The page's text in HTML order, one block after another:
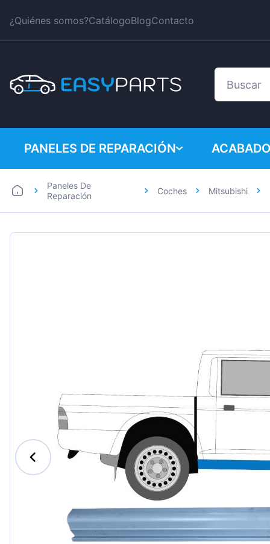
¿Quiénes somos?CatálogoBlogContacto
PANELES DE REPARACIÓN
Coches
Furgonetas
BMW
Citroen
Iveco
Kia
Mazda
Nissan
Opel
Paneles De
Reparación
Coches Mitsubishi